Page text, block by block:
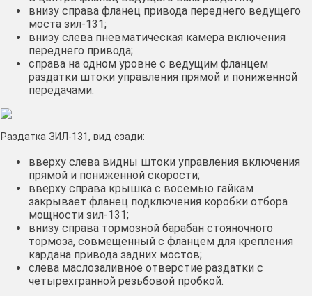
внизу справа фланец привода переднего ведущего
моста зил-131;
внизу слева пневматическая камера включения
переднего привода;
справа на одном уровне с ведущим фланцем
раздатки штоки управления прямой и пониженной
передачами.
Раздатка ЗИЛ-131, вид сзади:
вверху слева видны штоки управления включения
прямой и пониженной скорости;
вверху справа крышка с восемью гайкам
закрывает фланец подключения коробки отбора
мощности зил-131;
внизу справа тормозной барабан стояночного
тормоза, совмещенный с фланцем для крепления
кардана привода задних мостов;
слева маслозаливное отверстие раздатки с
четырехгранной резьбовой пробкой.